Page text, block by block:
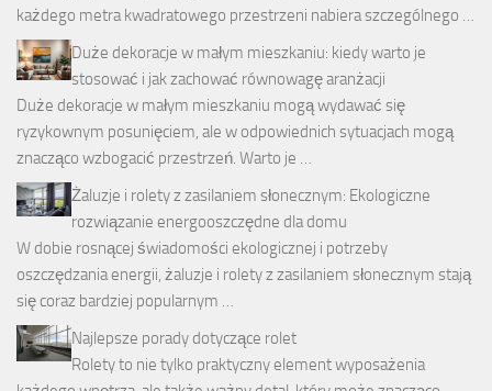
każdego metra kwadratowego przestrzeni nabiera szczególnego …
Duże dekoracje w małym mieszkaniu: kiedy warto je
stosować i jak zachować równowagę aranżacji
Duże dekoracje w małym mieszkaniu mogą wydawać się
ryzykownym posunięciem, ale w odpowiednich sytuacjach mogą
znacząco wzbogacić przestrzeń. Warto je …
Żaluzje i rolety z zasilaniem słonecznym: Ekologiczne
rozwiązanie energooszczędne dla domu
W dobie rosnącej świadomości ekologicznej i potrzeby
oszczędzania energii, żaluzje i rolety z zasilaniem słonecznym stają
się coraz bardziej popularnym …
Najlepsze porady dotyczące rolet
Rolety to nie tylko praktyczny element wyposażenia